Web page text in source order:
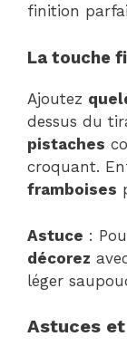
finition
La touche
Ajoutez
dessus du
pistaches
croquant.
framboises
Astuce :
décorez
léger
Astuces